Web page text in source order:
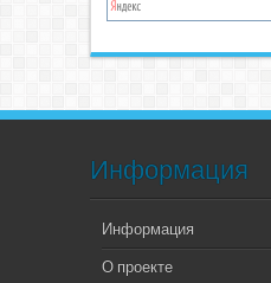
Информация
Информация
О проекте